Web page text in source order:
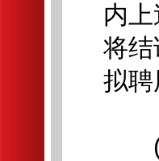
内
将
拟聘
(